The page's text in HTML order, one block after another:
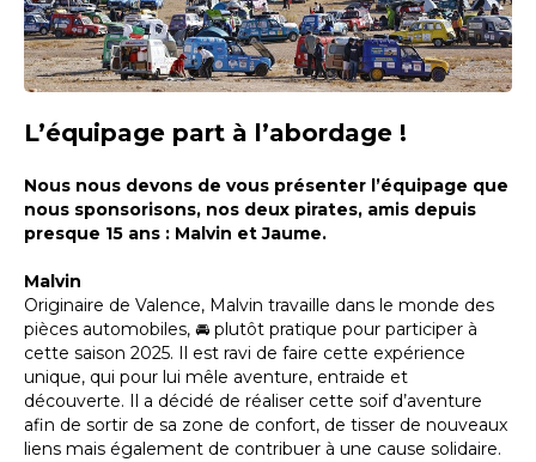
L’équipage part à l’abordage !
Nous nous devons de vous présenter l’équipage que
nous sponsorisons, nos deux pirates, amis depuis
presque 15 ans : Malvin et Jaume.
Malvin
Originaire de Valence, Malvin travaille dans le monde des
pièces automobiles, 🚘 plutôt pratique pour participer à
cette saison 2025. Il est ravi de faire cette expérience
unique, qui pour lui mêle aventure, entraide et
découverte. Il a décidé de réaliser cette soif d’aventure
afin de sortir de sa zone de confort, de tisser de nouveaux
liens mais également de contribuer à une cause solidaire.